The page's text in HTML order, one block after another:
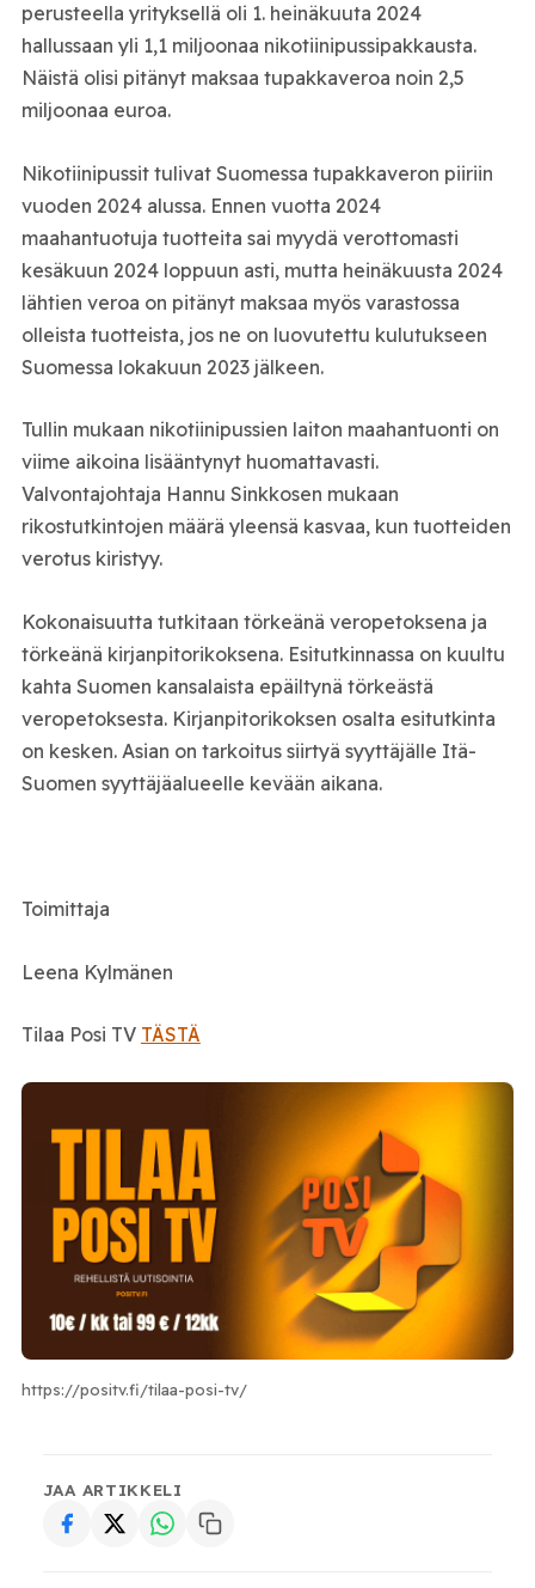
perusteella yrityksellä oli 1. heinäkuuta 2024
hallussaan yli 1,1 miljoonaa nikotiinipussipakkausta.
Näistä olisi pitänyt maksaa tupakkaveroa noin 2,5
miljoonaa euroa.
Nikotiinipussit tulivat Suomessa tupakkaveron piiriin
vuoden 2024 alussa. Ennen vuotta 2024
maahantuotuja tuotteita sai myydä verottomasti
kesäkuun 2024 loppuun asti, mutta heinäkuusta 2024
lähtien veroa on pitänyt maksaa myös varastossa
olleista tuotteista, jos ne on luovutettu kulutukseen
Suomessa lokakuun 2023 jälkeen.
Tullin mukaan nikotiinipussien laiton maahantuonti on
viime aikoina lisääntynyt huomattavasti.
Valvontajohtaja Hannu Sinkkosen mukaan
rikostutkintojen määrä yleensä kasvaa, kun tuotteiden
verotus kiristyy.
Kokonaisuutta tutkitaan törkeänä veropetoksena ja
törkeänä kirjanpitorikoksena. Esitutkinnassa on kuultu
kahta Suomen kansalaista epäiltynä törkeästä
veropetoksesta. Kirjanpitorikoksen osalta esitutkinta
on kesken. Asian on tarkoitus siirtyä syyttäjälle Itä-
Suomen syyttäjäalueelle kevään aikana.
Toimittaja
Leena Kylmänen
Tilaa Posi TV TÄSTÄ
https://positv.fi/tilaa-posi-tv/
JAA ARTIKKELI